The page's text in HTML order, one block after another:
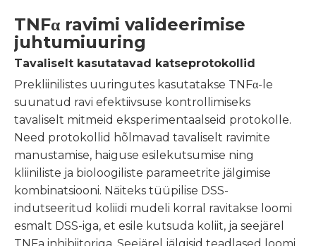
TNFα ravimi valideerimise
juhtumiuuring
Tavaliselt kasutatavad katseprotokollid
Prekliinilistes uuringutes kasutatakse TNFα-le
suunatud ravi efektiivsuse kontrollimiseks
tavaliselt mitmeid eksperimentaalseid protokolle.
Need protokollid hõlmavad tavaliselt ravimite
manustamise, haiguse esilekutsumise ning
kliiniliste ja bioloogiliste parameetrite jälgimise
kombinatsiooni. Näiteks tüüpilise DSS-
indutseeritud koliidi mudeli korral ravitakse loomi
esmalt DSS-iga, et esile kutsuda koliit, ja seejärel